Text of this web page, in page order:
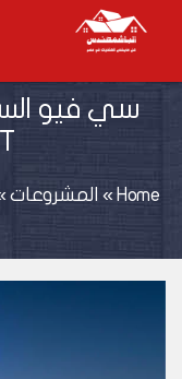
Home
» المشروعات